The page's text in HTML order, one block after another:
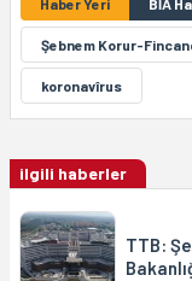
Haber Yeri BİA
Şebnem Korur-
koronavîrus
ilgili haberler
TTB: